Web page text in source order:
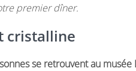
premier dîner.
cristalline
se retrouvent au musée